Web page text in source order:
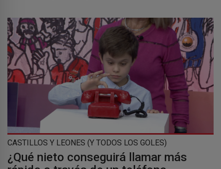
CASTILLOS Y LEONES (Y TODOS LOS GOLES)
¿Qué nieto conseguirá llamar más